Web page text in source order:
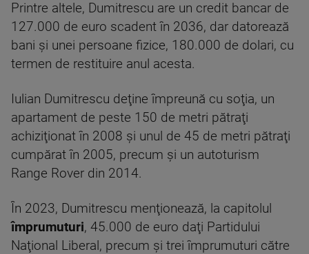
Printre altele, Dumitrescu are un credit bancar de
127.000 de euro scadent în 2036, dar datorează
bani şi unei persoane fizice, 180.000 de dolari, cu
termen de restituire anul acesta.
Iulian Dumitrescu deţine împreună cu soţia, un
apartament de peste 150 de metri pătraţi
achiziţionat în 2008 şi unul de 45 de metri pătraţi
cumpărat în 2005, precum şi un autoturism
Range Rover din 2014.
În 2023, Dumitrescu menţionează, la capitolul
împrumuturi, 45.000 de euro daţi Partidului
Naţional Liberal, precum şi trei împrumuturi către